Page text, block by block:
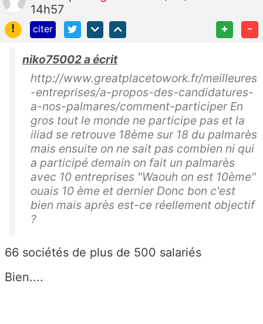
14h57
!
citer + -
niko75002 a écrit
http://www.greatplacetowork.fr/meilleures
-entreprises/a-propos-des-candidatures-
a-nos-palmares/comment-participer En
gros tout le monde ne participe pas et la
iliad se retrouve 18ème sur 18 du palmarès
mais ensuite on ne sait pas combien ni qui
a participé demain on fait un palmarès
avec 10 entreprises "Waouh on est 10ème"
ouais 10 ème et dernier Donc bon c'est
bien mais après est-ce réellement objectif
?
66 sociétés de plus de 500 salariés
Bien....